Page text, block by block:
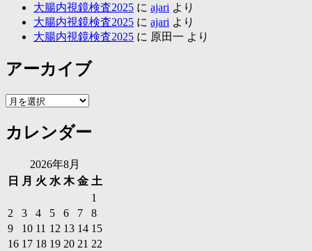
大腸内視鏡検査2025 に ajari より
大腸内視鏡検査2025 に ajari より
大腸内視鏡検査2025 に 原田一 より
アーカイブ
ア
カ
イ
カレンダー
2026年8月
日
月 火 水 木 金 土
1
2
3 4 5 6 7
8
9
10 11 12 13 14 15
16 17 18 19 20 21 22